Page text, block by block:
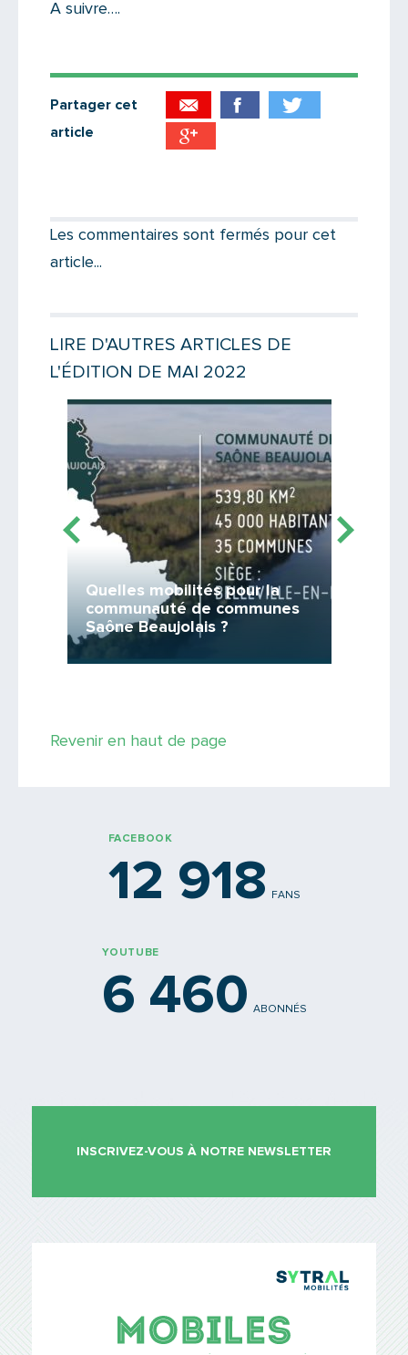
A suivre….
Partager cet
article
Message
Les commentaires sont fermés pour cet
article...
LIRE D'AUTRES ARTICLES DE
L'ÉDITION DE MAI 2022
Lire la suite
Quelles mobilités pour la
communauté de communes
Saône Beaujolais ?
Revenir en haut de page
FACEBOOK
12 918 FANS
YOUTUBE
6 460 ABONNÉS
INSCRIVEZ-VOUS À NOTRE NEWSLETTER